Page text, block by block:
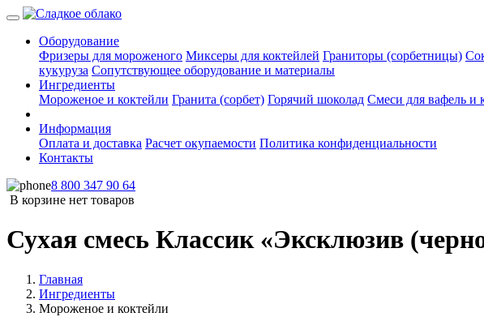
Оборудование
Фризеры для мороженого Миксеры для коктейлей Граниторы (сорбетницы)
кукуруза Сопутствующее оборудование и материалы
Ингредиенты
Мороженое и коктейли Гранита (сорбет) Горячий шоколад Смеси для вафель и
Информация
Оплата и доставка Расчет окупаемости Политика конфиденциальности
Контакты
8 800 347 90 64
В корзине нет товаров
Сухая смесь Классик «Эксклюзив
Главная
Ингредиенты
Мороженое и коктейли